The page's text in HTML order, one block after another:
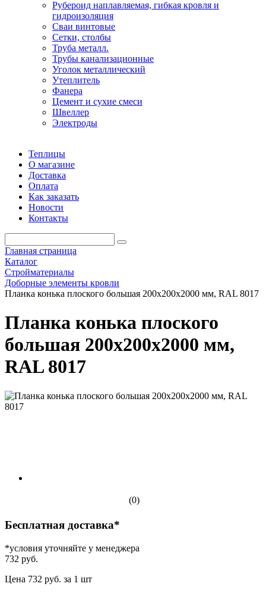
Рубероид наплавляемая, гибкая кровля и
гидроизоляция
Сваи винтовые
Сетки, столбы
Труба металл.
Трубы канализационные
Уголок металлический
Утеплитель
Фанера
Цемент и сухие смеси
Швеллер
Электроды
Теплицы
О магазине
Доставка
Оплата
Как заказать
Новости
Контакты
Главная страница
Каталог
Стройматериалы
Доборные элементы кровли
Планка конька плоского большая 200х200х2000 мм, RAL 8017
Планка конька плоского
большая 200х200х2000 мм,
RAL 8017
(0)
Бесплатная доставка*
*условия уточняйте у менеджера
732 руб.
Цена 732 руб. за 1 шт